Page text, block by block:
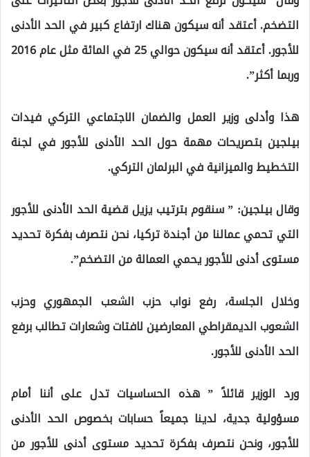
التضخم. أعتقد أنه سيكون هناك ارتفاع كبير في الحد الأدنى
للأجور. أعتقد أنه سيكون حوالي 25 في المائة مثل عام 2016
وربما أكثر”.
هذا وأدلى وزير العمل والضمان الاجتماعي التركي فيدات
بيلجين بتصريحات مهمة حول الحد الأدنى للأجور في لجنة
التخطيط والميزانية في البرلمان التركي.
وقال بيلجين: ” سنقوم بترتيب يزيل قضية الحد الأدنى للأجور
التي تحمي عمالنا من أجندة تركيا، نحن نتصرف بفكرة تحديد
مستوى أدنى للأجور يحمي العمالة من التضخم”.
وخلال الجلسة، رفع نواب حزب الشعب الجمهوري وحزب
الشعوب الديمقراطي المعارضين لافتات وشعارات تطالب برفع
الحد الأدنى للأجور.
ورد الوزير قائلاً ” هذه الحساسيات تدل على أننا أمام
مسؤولية جدية، لدينا جميعاً حسابات بخصوص الحد الأدنى
للأجور، ونحن نتصرف بفكرة تحديد مستوى أدنى للأجور من